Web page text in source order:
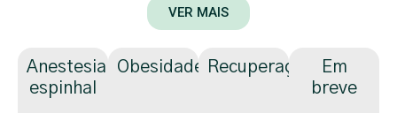
VER MAIS
Anestesia
espinhal
Obesidade Recuperação
Em
breve